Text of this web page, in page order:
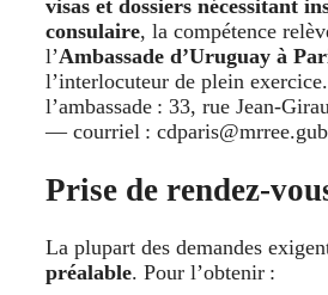
visas et dossiers nécessitant
consulaire, la compétence
l’Ambassade d’Uruguay à
l’interlocuteur de plein
l’ambassade : 33, rue Jean-
— courriel :
Prise de rendez-
La plupart des demandes
préalable. Pour l’obtenir :